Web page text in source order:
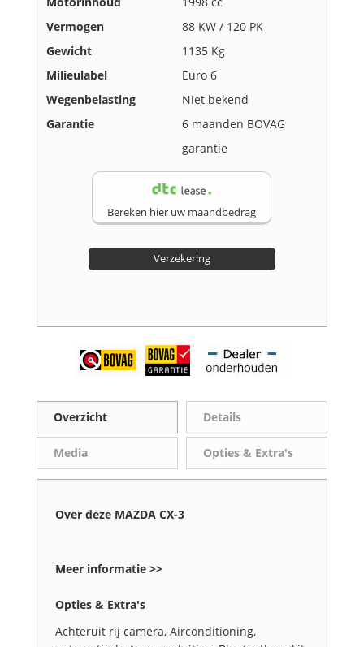
Vermogen
88 KW / 120 PK
Gewicht
1135 Kg
Milieulabel
Euro 6
Wegenbelasting
Niet bekend
Garantie
6 maanden BOVAG
garantie
Bereken hier uw maandbedrag
Verzekering
Overzicht Details
Media Opties & Extra's
Over deze MAZDA CX-3
Meer informatie >>
Opties & Extra's
Achteruit rij camera, Airconditioning,